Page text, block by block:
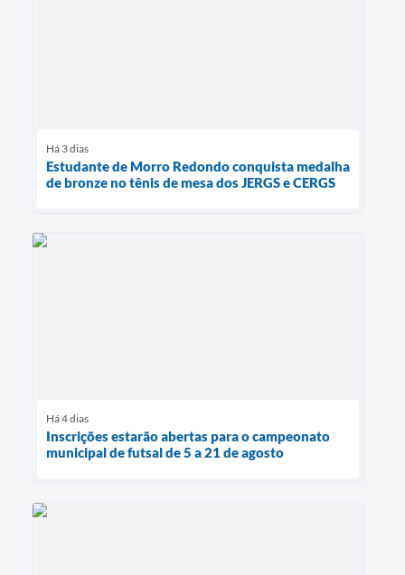
Há 3 dias
Estudante de Morro Redondo conquista medalha
de bronze no tênis de mesa dos JERGS e CERGS
Há 4 dias
Inscrições estarão abertas para o campeonato
municipal de futsal de 5 a 21 de agosto